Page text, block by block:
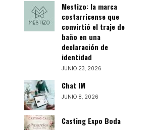
Mestizo: la marca
costarricense que
convirtió el traje de
baño en una
declaración de
identidad
JUNIO 23, 2026
Chat IM
JUNIO 8, 2026
Casting Expo Boda